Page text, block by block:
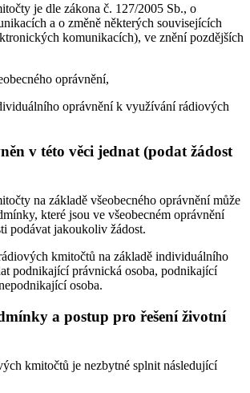
je dle zákona č. 127/2005 Sb., o
a o změně některých souvisejících
komunikacích), ve znění pozdějších
oprávnění,
oprávnění k využívání rádiových
v této věci jednat (podat žádost
na základě všeobecného oprávnění může
které jsou ve všeobecném oprávnění
podávat jakoukoliv žádost.
kmitočtů na základě individuálního
podnikající právnická osoba, podnikající
osoba.
a postup pro řešení životní
kmitočtů je nezbytné splnit následující